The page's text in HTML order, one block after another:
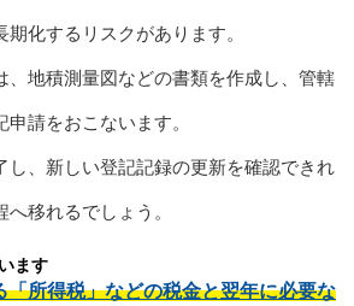
化するリスクがあります。
、地積測量図などの書類を作成し、管轄
請をおこないます。
し、新しい登記記録の更新を確認できれ
移れるでしょう。
ます
「所得税」などの税金と翌年に必要な